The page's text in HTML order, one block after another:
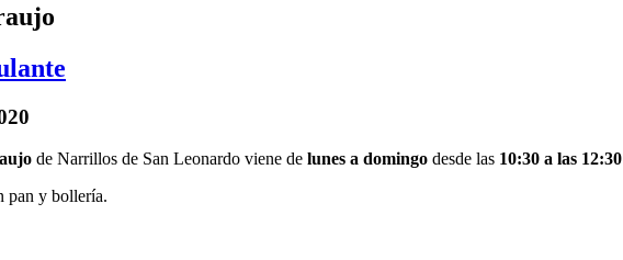
de Narrillos de San Leonardo viene de lunes a domingo desde las 10:30 a las 12:30
pan y bollería.